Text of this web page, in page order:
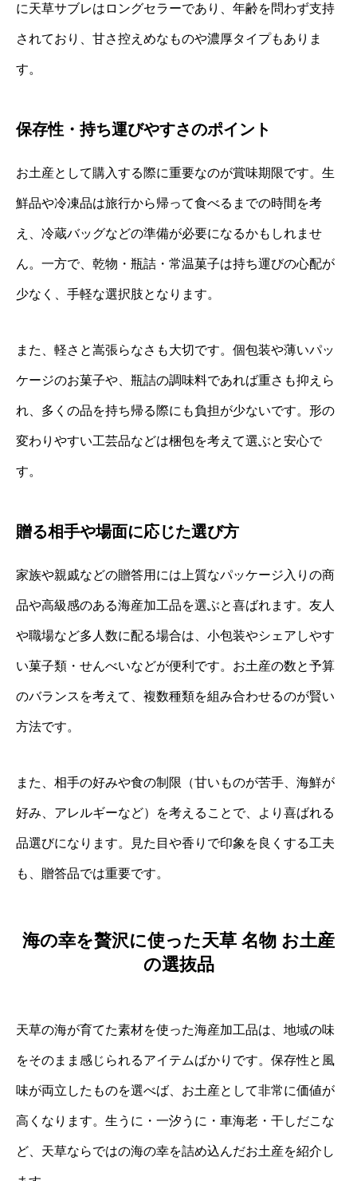
に天草サブレはロングセラーであり、年齢を問わず支持
されており、甘さ控えめなものや濃厚タイプもありま
す。
保存性・持ち運びやすさのポイント
お土産として購入する際に重要なのが賞味期限です。生
鮮品や冷凍品は旅行から帰って食べるまでの時間を考
え、冷蔵バッグなどの準備が必要になるかもしれませ
ん。一方で、乾物・瓶詰・常温菓子は持ち運びの心配が
少なく、手軽な選択肢となります。
また、軽さと嵩張らなさも大切です。個包装や薄いパッ
ケージのお菓子や、瓶詰の調味料であれば重さも抑えら
れ、多くの品を持ち帰る際にも負担が少ないです。形の
変わりやすい工芸品などは梱包を考えて選ぶと安心で
す。
贈る相手や場面に応じた選び方
家族や親戚などの贈答用には上質なパッケージ入りの商
品や高級感のある海産加工品を選ぶと喜ばれます。友人
や職場など多人数に配る場合は、小包装やシェアしやす
い菓子類・せんべいなどが便利です。お土産の数と予算
のバランスを考えて、複数種類を組み合わせるのが賢い
方法です。
また、相手の好みや食の制限（甘いものが苦手、海鮮が
好み、アレルギーなど）を考えることで、より喜ばれる
品選びになります。見た目や香りで印象を良くする工夫
も、贈答品では重要です。
海の幸を贅沢に使った天草 名物 お土産
の選抜品
天草の海が育てた素材を使った海産加工品は、地域の味
をそのまま感じられるアイテムばかりです。保存性と風
味が両立したものを選べば、お土産として非常に価値が
高くなります。生うに・一汐うに・車海老・干しだこな
ど、天草ならではの海の幸を詰め込んだお土産を紹介し